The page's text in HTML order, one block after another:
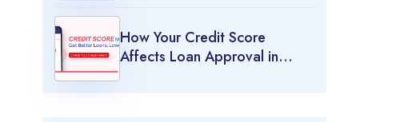
How Your Credit Score
Affects Loan Approval in